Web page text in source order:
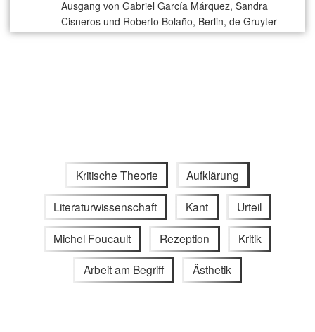
Ausgang von Gabriel García Márquez, Sandra
Cisneros und Roberto Bolaño, Berlin, de Gruyter
Kritische Theorie Aufklärung
Literaturwissenschaft Kant Urteil
Michel Foucault Rezeption Kritik
Arbeit am Begriff Ästhetik